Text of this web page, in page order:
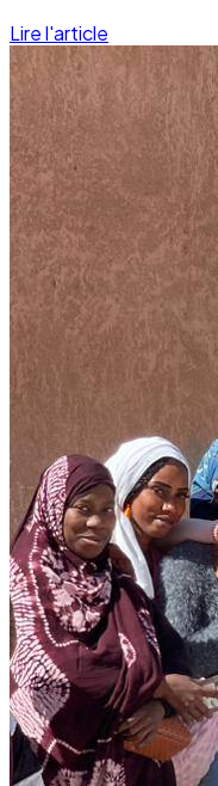
Lire l'article